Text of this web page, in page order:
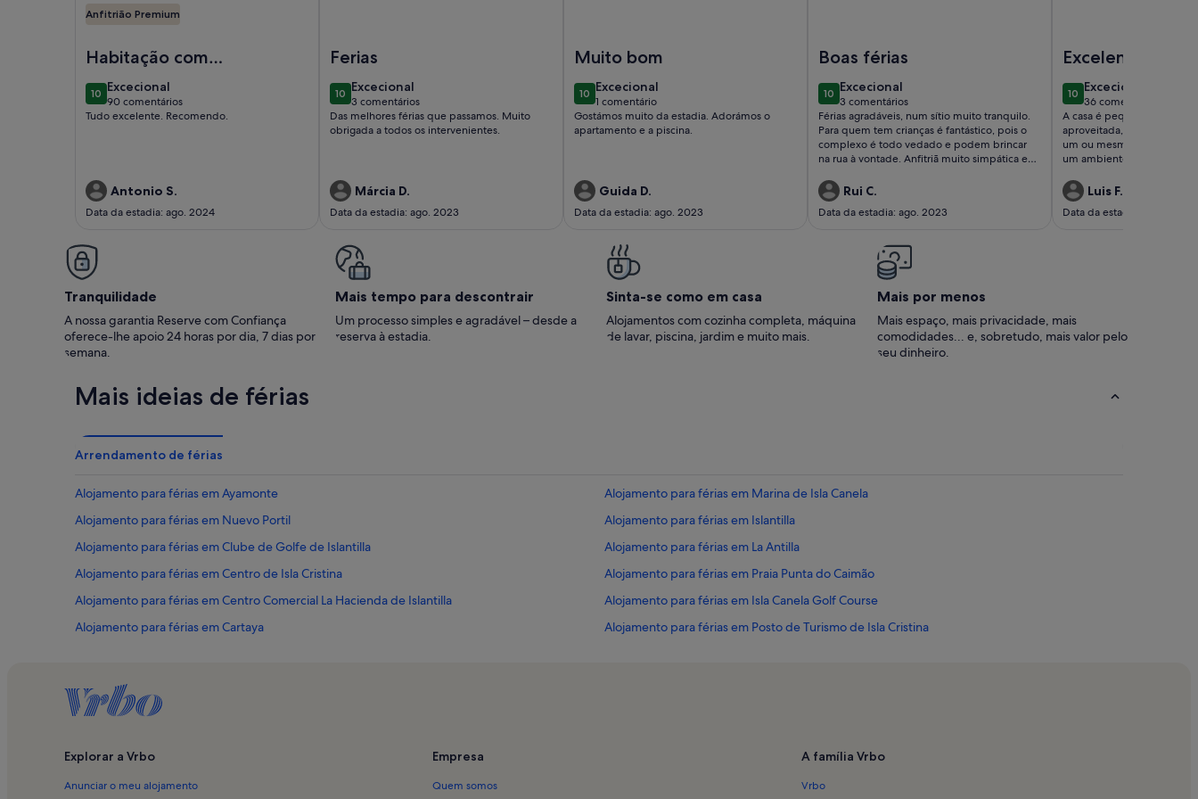
Anfitrião Premium
Habitação com
condições
excelentes
1010 de 10
Excecional
excecional
90 comentários
(90
Tudo excelente. Recomendo.
Antonio S.
Data da estadia: ago. 2024
Ferias
1010 de 10
Excecional
excecional
3 comentários
(3
comentários)
Das melhores férias que passamos. Muito
obrigada a todos os intervenientes.
Márcia D.
Data da estadia: ago. 2023
Muito bom
1010 de 10
Excecional
excecional
1 comentário
(1
comentário)
Gostámos muito da estadia. Adorámos o
apartamento e a piscina.
Guida D.
Data da estadia: ago. 2023
Boas férias
1010 de 10
Excecional
excecional
3 comentários
(3
comentários)
Férias agradáveis, num sítio muito tranquilo.
Para quem tem crianças é fantástico, pois o
complexo é todo vedado e podem brincar
na rua à vontade. Anfitriã muito simpática e
Rui C.
Data da estadia: ago. 2023
Excelente
1010 de 10
Excecional
excecional
36 comentários
(36
comentários)
A casa é pequena, mas
aproveitada, sendo ideal
um ou mesmo dois filhos
um ambiente muito
gosto. Tem um grande e
que permite aproveitar ao
excelente clima algarvio. O
Luis F.
Data da estadia: jun. 2019
Tranquilidade
A nossa garantia Reserve com Confiança
oferece-lhe apoio 24 horas por dia, 7 dias por
semana.
Mais tempo para descontrair
Um processo simples e agradável – desde a
reserva à estadia.
Sinta-se como em casa
Alojamentos com cozinha completa, máquina
de lavar, piscina, jardim e muito mais.
Mais por menos
Mais espaço, mais privacidade, mais
comodidades... e, sobretudo, mais valor pelo
seu dinheiro.
Mais ideias de férias
Arrendamento de férias
Alojamento para férias em Ayamonte
Alojamento para férias em Marina de Isla Canela
Alojamento para férias em Nuevo Portil
Alojamento para férias em Islantilla
Alojamento para férias em Clube de Golfe de Islantilla
Alojamento para férias em La Antilla
Alojamento para férias em Centro de Isla Cristina
Alojamento para férias em Praia Punta do Caimão
Alojamento para férias em Centro Comercial La Hacienda de Islantilla
Alojamento para férias em Isla Canela Golf Course
Alojamento para férias em Cartaya
Alojamento para férias em Posto de Turismo de Isla Cristina
Alojamento para férias em Isla Canela
Alojamento para férias em Punta del Moral
Alojamento para férias em Villablanca
Alojamento para férias em Pozo del Camino
Alojamento para férias em Parque Zoológico Municipal Prudencio Navarro
Explorar a Vrbo
Anunciar o meu alojamento
Empresa
Quem somos
A família Vrbo
Vrbo